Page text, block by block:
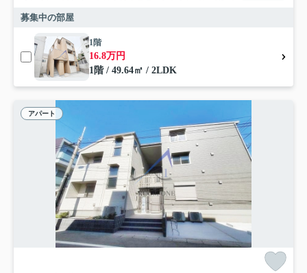
募集中の部屋
1階
16.8万円
1階 / 49.64㎡ / 2LDK
アパート